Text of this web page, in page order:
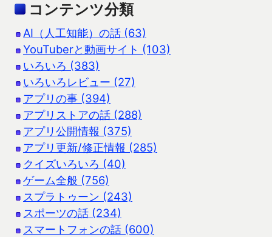
コンテンツ分類
AI（人工知能）の話 (63)
YouTuberと動画サイト (103)
いろいろ (383)
いろいろレビュー (27)
アプリの事 (394)
アプリストアの話 (288)
アプリ公開情報 (375)
アプリ更新/修正情報 (285)
クイズいろいろ (40)
ゲーム全般 (756)
スプラトゥーン (243)
スポーツの話 (234)
スマートフォンの話 (600)